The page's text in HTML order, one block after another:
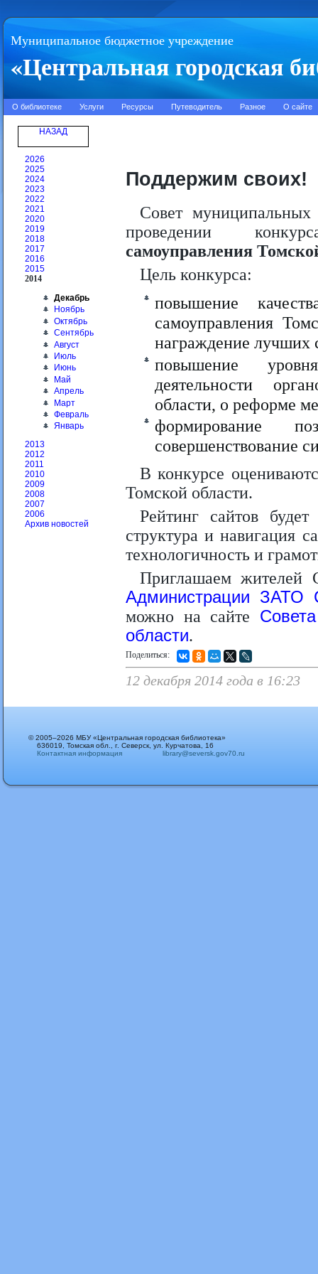
Муниципальное бюджетное учреждение
«Центральная городская
О библиотеке Услуги Ресурсы Путеводитель Разное О сайте
НАЗАД
2026
2025
2024
2023
2022
2021
2020
2019
2018
2017
2016
2015
2014
Декабрь
Ноябрь
Октябрь
Сентябрь
Август
Июль
Июнь
Май
Апрель
Март
Февраль
Январь
2013
2012
2011
2010
2009
2008
2007
2006
Архив новостей
Поддержим своих!
Совет
проведении
самоуправления
Цель конкурса:
повышение
самоуправления
награждение лучших
повышение
деятельности
области, о реформе
формирование
совершенствование
В конкурсе
Томской области.
Рейтинг сайтов
структура и навигация
технологичность и
Приглашаем жителей
Администрации ЗАТО
можно на сайте
области.
Поделиться:
12 декабря 2014 года в 16:23
© 2005–2026 МБУ «Центральная городская библиотека»
636019, Томская обл., г. Северск, ул. Курчатова, 16
Контактная информация
library@seversk.gov70.ru